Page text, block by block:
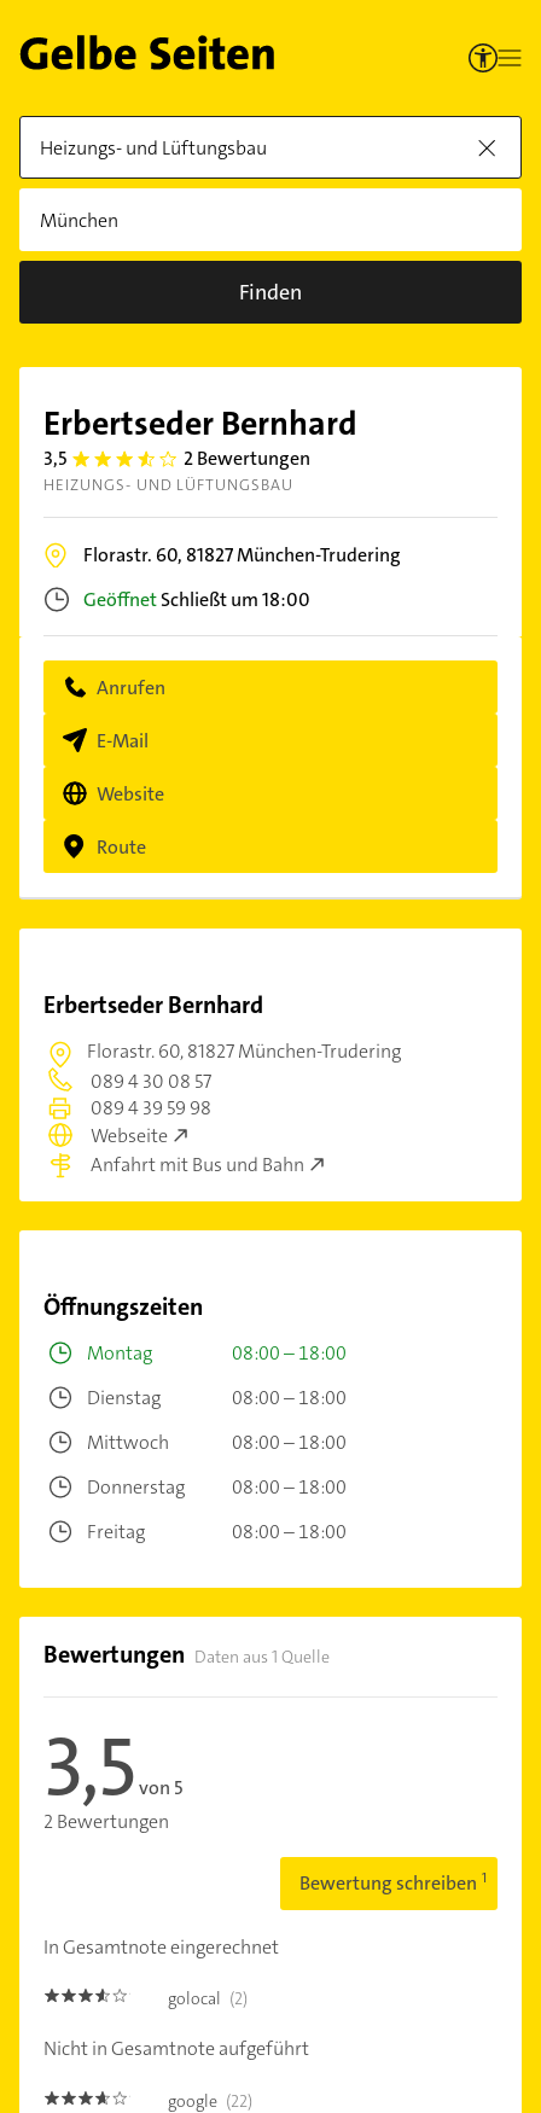
Finden
Erbertseder Bernhard
3,5 3.5 2 Bewertungen
HEIZUNGS- UND LÜFTUNGSBAU
Florastr. 60, 81827München-Trudering
GeöffnetSchließt um 18:00
Anrufen
E-Mail
Website
Route
Erbertseder Bernhard
Florastr. 60,81827 München-Trudering
089 4 30 08 57
089 4 39 59 98
Webseite
Anfahrt mit Bus und Bahn
Öffnungszeiten
Montag
08:00 – 18:00
Dienstag
08:00 – 18:00
Mittwoch
08:00 – 18:00
Donnerstag
08:00 – 18:00
Freitag
08:00 – 18:00
Bewertungen Daten aus 1 Quelle
3,5von 5
2 Bewertungen
Bewertung schreiben
In Gesamtnote eingerechnet
3.5 golocal (2)
Nicht in Gesamtnote aufgeführt
3.6000001 google (22)